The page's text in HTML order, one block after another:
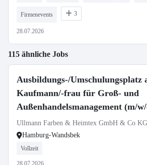
Firmenevents 3
28.07.2026
115 ähnliche Jobs
Ausbildungs-/Umschulungsplatz
Kaufmann/-frau für Groß- und
Außenhandelsmanagement (m/
Ullmann Farben & Heimtex GmbH & Co KG
Hamburg-Wandsbek
Vollzeit
28.07.2026